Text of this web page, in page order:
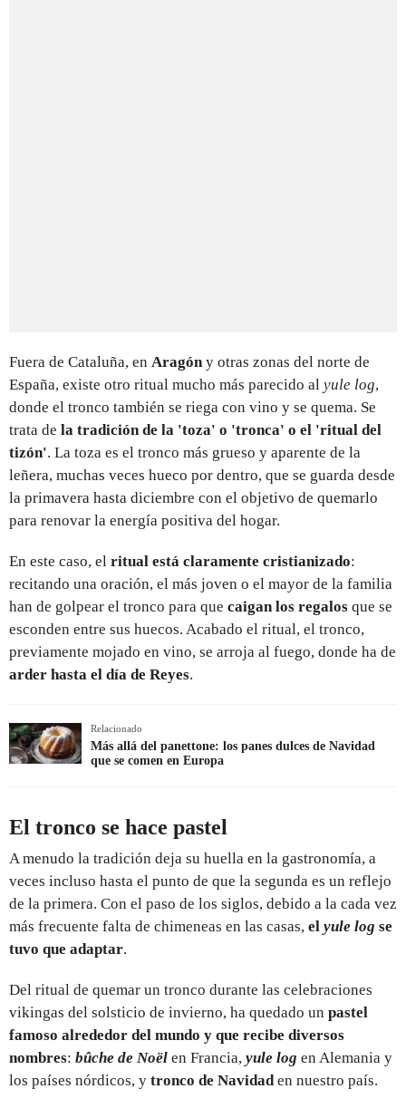
Fuera de Cataluña, en Aragóny otras zonas del norte de
España, existe otro ritual mucho más parecido al yule log,
donde el tronco también se riega con vino y se quema. Se
trata de la tradición de la 'toza' o 'tronca' o el 'ritual del
tizón'. La toza es el tronco más grueso y aparente de la
leñera, muchas veces hueco por dentro, que se guarda desde
la primavera hasta diciembre con el objetivo de quemarlo
para renovar la energía positiva del hogar.
En este caso, el ritual está claramente cristianizado:
recitando una oración, el más joven o el mayor de la familia
han de golpear el tronco para que caigan los regalos que se
esconden entre sus huecos. Acabado el ritual, el tronco,
previamente mojado en vino, se arroja al fuego, donde ha de
arder hasta el día de Reyes.
Relacionado
Más allá del panettone: los panes dulces de Navidad
que se comen en Europa
El tronco se hace pastel
A menudo la tradición deja su huella en la gastronomía, a
veces incluso hasta el punto de que la segunda es un reflejo
de la primera. Con el paso de los siglos, debido a la cada vez
más frecuente falta de chimeneas en las casas, el yule log se
tuvo que adaptar.
Del ritual de quemar un tronco durante las celebraciones
vikingas del solsticio de invierno, ha quedado un pastel
famoso alrededor del mundo y que recibe diversos
nombres: bûche de Noël en Francia, yule log en Alemania y
los países nórdicos, y tronco de Navidaden nuestro país.